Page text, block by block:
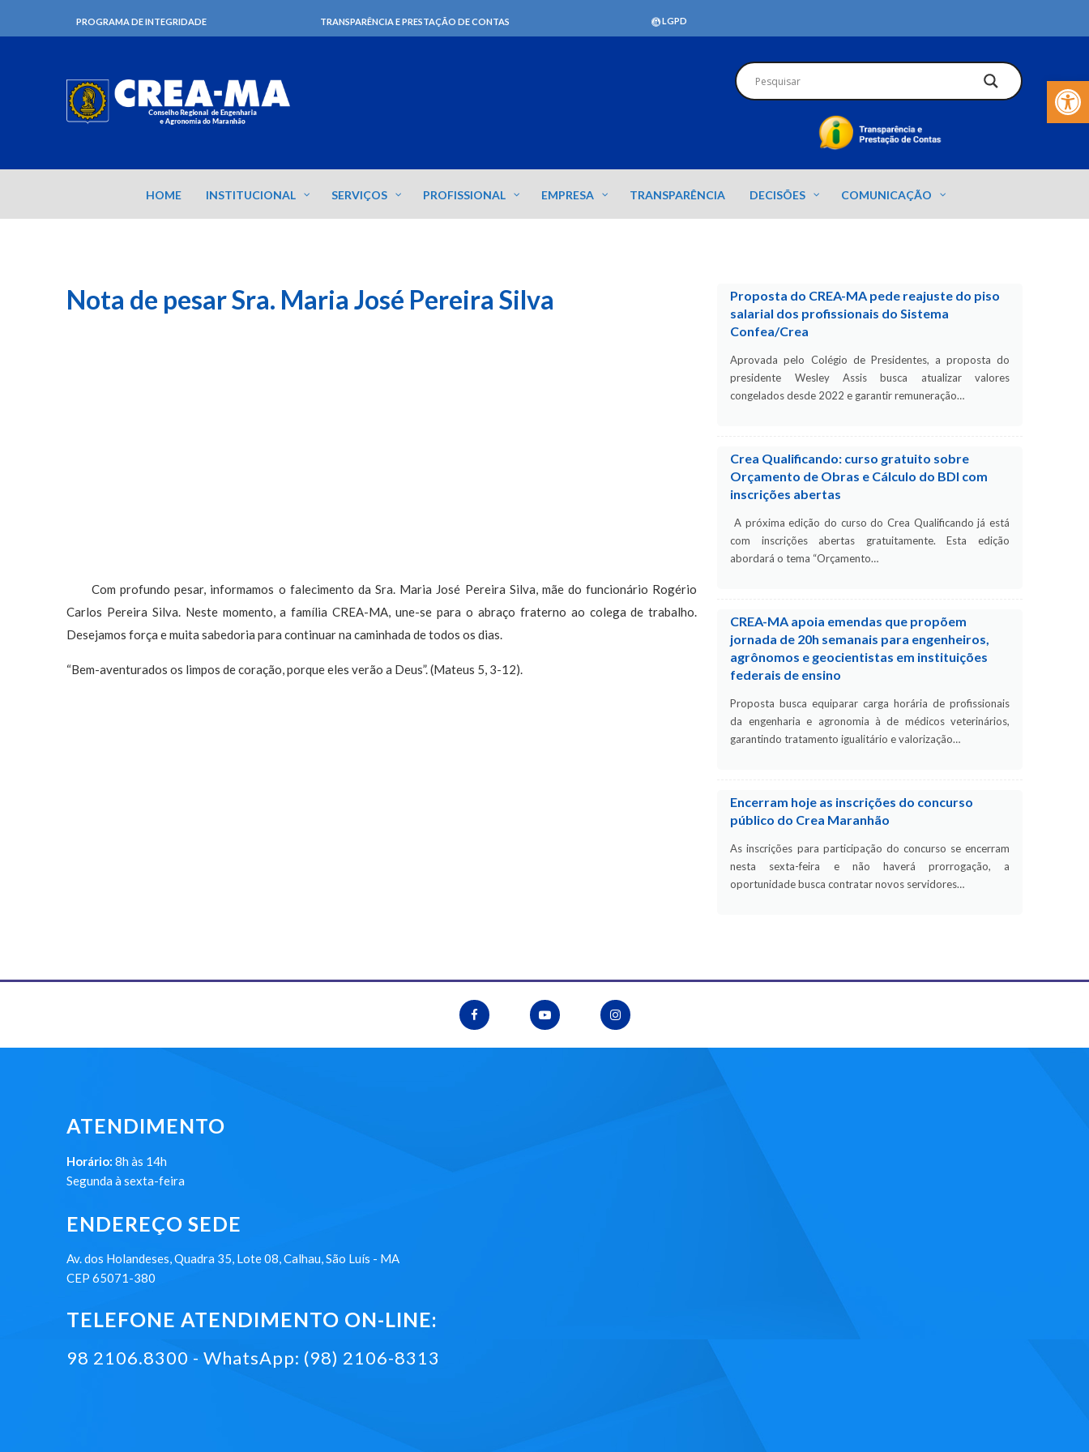
Barra de
PROGRAMA DE INTEGRIDADE TRANSPARÊNCIA E PRESTAÇÃO DE CONTAS LGPD
HOME INSTITUCIONAL SERVIÇOS PROFISSIONAL EMPRESA TRANSPARÊNCIA DECISÕES COMUNICAÇÃO
Nota de pesar Sra. Maria José Pereira Silva
Com profundo pesar, informamos o falecimento da Sra. Maria José Pereira Silva, mãe do funcionário Rogério
Carlos Pereira Silva. Neste momento, a família CREA-MA, une-se para o abraço fraterno ao colega de trabalho.
Desejamos força e muita sabedoria para continuar na caminhada de todos os dias.
“Bem-aventurados os limpos de coração, porque eles verão a Deus”. (Mateus 5, 3-12).
Proposta do CREA-MA pede reajuste do piso
salarial dos profissionais do Sistema
Confea/Crea
Aprovada pelo Colégio de Presidentes, a proposta do
presidente Wesley Assis busca atualizar valores
congelados desde 2022 e garantir remuneração…
Crea Qualificando: curso gratuito sobre
Orçamento de Obras e Cálculo do BDI com
inscrições abertas
A próxima edição do curso do Crea Qualificando já está
com inscrições abertas gratuitamente. Esta edição
abordará o tema “Orçamento…
CREA-MA apoia emendas que propõem
jornada de 20h semanais para engenheiros,
agrônomos e geocientistas em instituições
federais de ensino
Proposta busca equiparar carga horária de profissionais
da engenharia e agronomia à de médicos veterinários,
garantindo tratamento igualitário e valorização…
Encerram hoje as inscrições do concurso
público do Crea Maranhão
As inscrições para participação do concurso se encerram
nesta sexta-feira e não haverá prorrogação, a
oportunidade busca contratar novos servidores…
ATENDIMENTO
Horário: 8h às 14h
Segunda à sexta-feira
ENDEREÇO SEDE
Av. dos Holandeses, Quadra 35, Lote 08, Calhau, São Luís - MA
CEP 65071-380
TELEFONE ATENDIMENTO ON-LINE:
98 2106.8300 - WhatsApp: (98) 2106-8313